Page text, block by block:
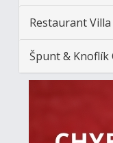
Restaurant
Špunt & Knoflík